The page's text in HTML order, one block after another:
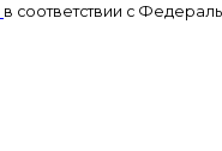
в соответствии с